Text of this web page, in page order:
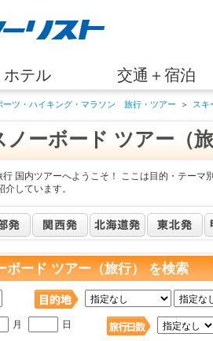
テル 交通＋宿泊
ーツ・ハイキング・マラソン 旅行・ツアー ＞ スキ
ノーボード ツアー（
国内ツアーへようこそ！ ここは目的・テー
しています。
ボード ツアー（旅行） を検索
月 日